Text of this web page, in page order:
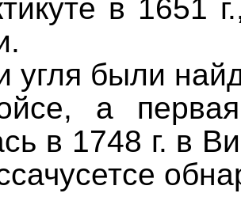
в 1651
угля были
а
в 1748 г. в